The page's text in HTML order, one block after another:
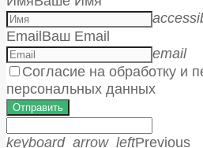
EmailВаш Email
email
Согласие на обработку и
персональных данных
Отправить
keyboard_arrow_leftPrevious